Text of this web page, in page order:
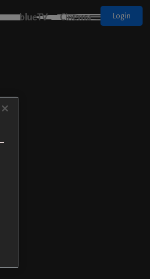
blueTV Cinema Login